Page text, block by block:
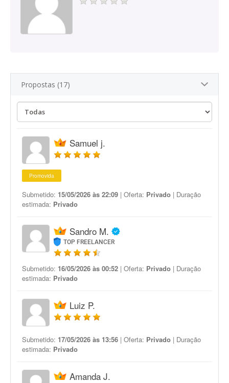
Propostas (17)
Samuel j.
Promovida
Submetido: 15/05/2026 às 22:09 | Oferta: Privado | Duração
estimada: Privado
Sandro M.
TOP FREELANCER
Submetido: 16/05/2026 às 00:52 | Oferta: Privado | Duração
estimada: Privado
Luiz P.
Submetido: 17/05/2026 às 13:56 | Oferta: Privado | Duração
estimada: Privado
Amanda J.